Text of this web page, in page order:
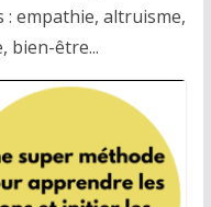
: empathie, altruisme,
bien-être...